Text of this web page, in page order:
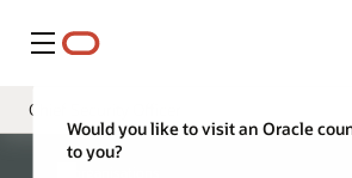
Menu
Would you like to visit an Oracle
to you?
Chief Security Officer
Gouvernance